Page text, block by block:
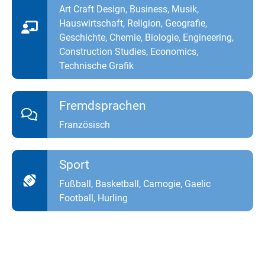
Art Craft Design, Business, Musik,
Hauswirtschaft, Religion, Geografie,
Geschichte, Chemie, Biologie, Engineering,
Construction Studies, Economics,
Technische Grafik
Fremdsprachen
Französisch
Sport
Fußball, Basketball, Camogie, Gaelic
Football, Hurling